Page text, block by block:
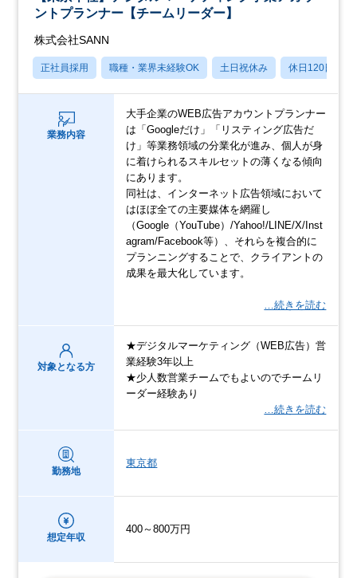
ントプランナー【チームリーダー】
株式会社SANN
正社員採用 職種・業界未経験OK 土日祝休み 休日120日以上
業務内容
大手企業のWEB広告アカウントプランナー
は「Googleだけ」「リスティング広告だ
け」等業務領域の分業化が進み、個人が身
に着けられるスキルセットの薄くなる傾向
にあります。
同社は、インターネット広告領域において
はほぼ全ての主要媒体を網羅し
（Google（YouTube）/Yahoo!/LINE/X/Inst
agram/Facebook等）、それらを複合的に
プランニングすることで、クライアントの
成果を最大化しています。
…続きを読む
対象となる方
★デジタルマーケティング（WEB広告）営
業経験3年以上
★少人数営業チームでもよいのでチームリ
ーダー経験あり
…続きを読む
勤務地
東京都
想定年収
400～800万円